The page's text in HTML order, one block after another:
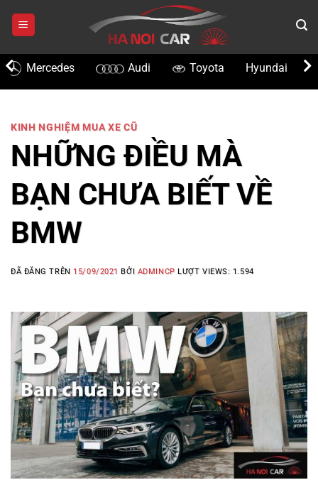
dung
Audi Toyota Hyundai Lexus
KINH NGHIỆM MUA XE CŨ
NHỮNG ĐIỀU MÀ
BẠN CHƯA BIẾT VỀ
BMW
ĐÃ ĐĂNG TRÊN 15/09/2021 BỞI ADMINCP LƯỢT VIEWS: 1.594